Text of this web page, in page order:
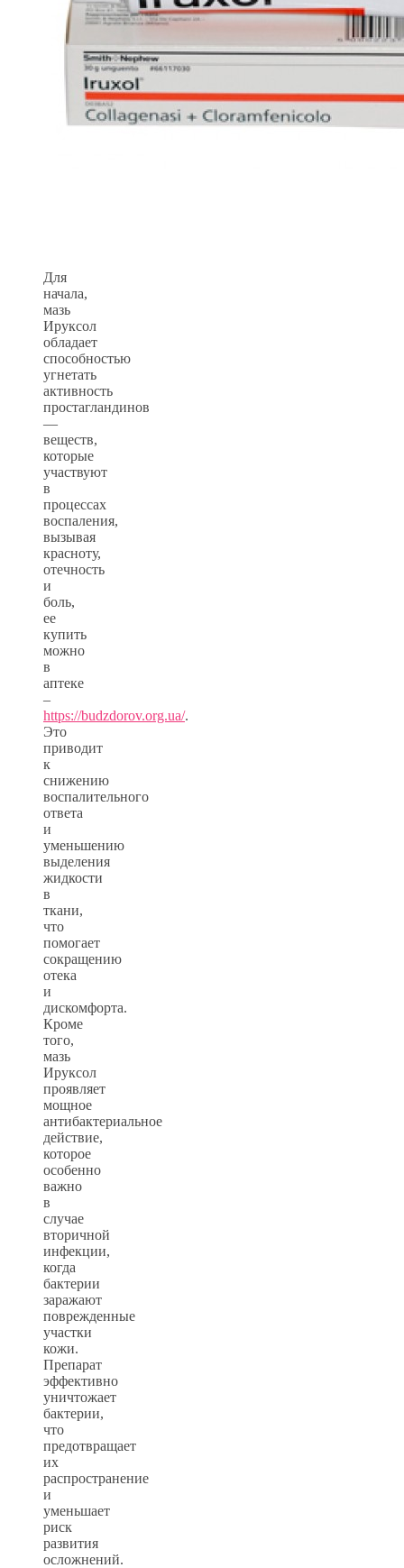
Для
начала,
мазь
Ируксол
обладает
способностью
угнетать
активность
простагландинов
—
веществ,
которые
участвуют
в
процессах
воспаления,
вызывая
красноту,
отечность
и
боль,
ее
купить
можно
в
аптеке
–
https://budzdorov.org.ua/.
Это
приводит
к
снижению
воспалительного
ответа
и
уменьшению
выделения
жидкости
в
ткани,
что
помогает
сокращению
отека
и
дискомфорта.
Кроме
того,
мазь
Ируксол
проявляет
мощное
антибактериальное
действие,
которое
особенно
важно
в
случае
вторичной
инфекции,
когда
бактерии
заражают
поврежденные
участки
кожи.
Препарат
эффективно
уничтожает
бактерии,
что
предотвращает
их
распространение
и
уменьшает
риск
развития
осложнений.